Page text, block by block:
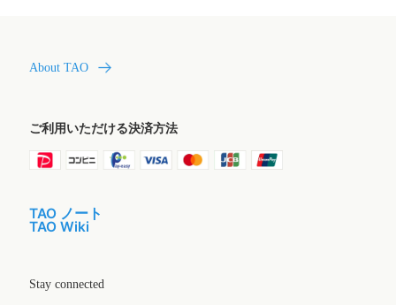
About TAO
ご利用いただける決済方法
TAO ノート
TAO Wiki
Stay connected